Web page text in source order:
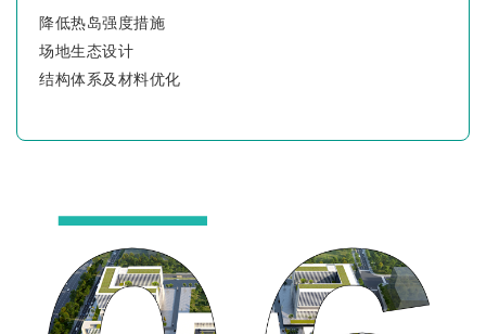
降低热岛强度措施
场地生态设计
结构体系及材料优化